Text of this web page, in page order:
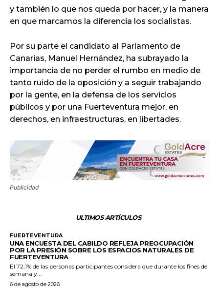
y también lo que nos queda por hacer, y la manera
en que marcamos la diferencia los socialistas.
Por su parte el candidato al Parlamento de
Canarias, Manuel Hernández, ha subrayado la
importancia de no perder el rumbo en medio de
tanto ruido de la oposición y a seguir trabajando
por la gente, en la defensa de los servicios
públicos y por una Fuerteventura mejor, en
derechos, en infraestructuras, en libertades.
Publicidad
ULTIMOS ARTÍCULOS
FUERTEVENTURA
UNA ENCUESTA DEL CABILDO REFLEJA PREOCUPACIÓN
POR LA PRESIÓN SOBRE LOS ESPACIOS NATURALES DE
FUERTEVENTURA
El 72,1% de las personas participantes considera que durante los fines de
semana y...
6 de agosto de 2026